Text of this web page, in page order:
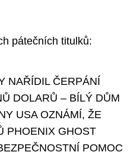
pátečních titulků:
NAŘÍDIL ČERPÁNÍ
DOLARŮ – BÍLÝ DŮM
USA OZNÁMÍ, ŽE
PHOENIX GHOST
POMOC